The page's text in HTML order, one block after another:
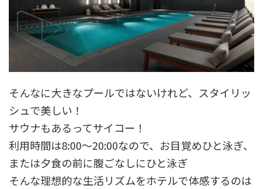
そんなに大きなプールではないけれど、スタイリッ
シュで美しい！
サウナもあるってサイコー！
利用時間は8:00～20:00なので、お目覚めひと泳ぎ、
または夕食の前に腹ごなしにひと泳ぎ
そんな理想的な生活リズムをホテルで体感するのは